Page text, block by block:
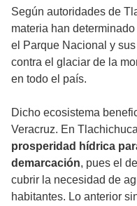
Según autoridades de
materia han
el Parque Nacional y
contra el glaciar de la
en todo el país.
Dicho ecosistema
Veracruz. En
prosperidad hídrica
demarcación, pues el
cubrir la necesidad de
habitantes. Lo anterior